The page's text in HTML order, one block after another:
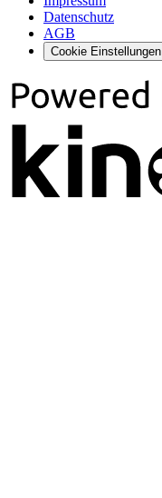
Datenschutz
AGB
Cookie Einstellungen